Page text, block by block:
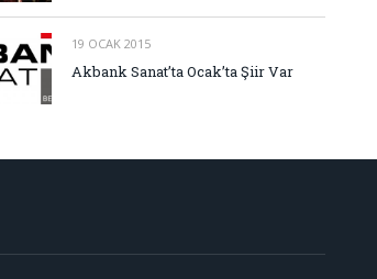
19 OCAK 2015
Akbank Sanat’ta Ocak’ta Şiir Var